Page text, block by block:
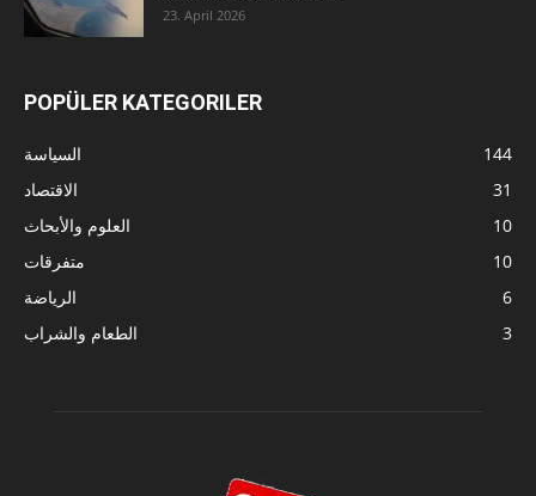
23. April 2026
POPÜLER KATEGORILER
السياسة
144
الاقتصاد
31
العلوم والأبحاث
10
متفرقات
10
الرياضة
6
الطعام والشراب
3